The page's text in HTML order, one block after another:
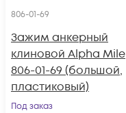
806-01-69
Зажим анкерный
клиновой Alpha Mile
806-01-69 (большой,
пластиковый)
Под заказ